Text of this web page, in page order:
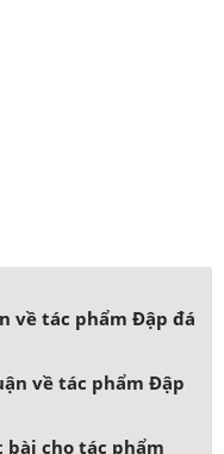
về tác phẩm Đập đá
về tác phẩm Đập
bài cho tác phẩm